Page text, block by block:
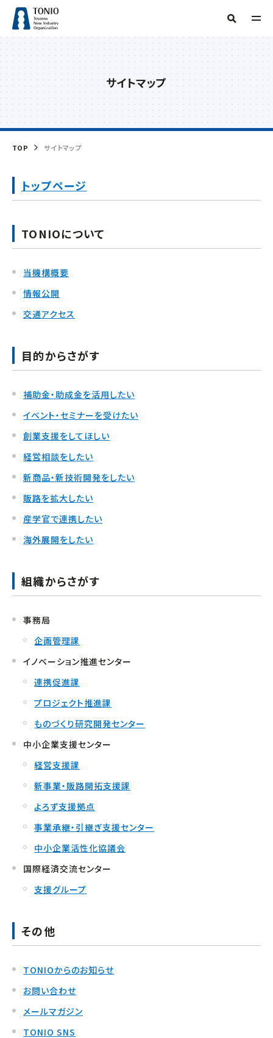
当機構概要
交通アクセス
目的からさがす
補助金・助成金を
経営相談したい
販路を拡大したい
産学官で連携したい
海外展開したい
組織からさがす
企画管理課
イノベーション推進センター
連携促進課
ものづくり研究開発センター
中小企業支援センター
経営支援課
よろず支援拠点
事業承継・引継ぎ支援センター
国際経済交流センター
グリーン分野研究会
海外展開 商談会 IOT 専門家派遣
相談
デジタル
デジタル技術
フリーワード検索
サイトマップ
TOP サイトマップ
トップページ
TONIOについて
当機構概要
情報公開
交通アクセス
目的からさがす
補助金・助成金を活用したい
イベント・セミナーを受けたい
創業支援をしてほしい
経営相談をしたい
新商品・新技術開発をしたい
販路を拡大したい
産学官で連携したい
海外展開をしたい
組織からさがす
事務局
企画管理課
イノベーション推進センター
連携促進課
プロジェクト推進課
ものづくり研究開発センター
中小企業支援センター
経営支援課
新事業・販路開拓支援課
よろず支援拠点
事業承継・引継ぎ支援センター
中小企業活性化協議会
国際経済交流センター
支援グループ
その他
TONIOからのお知らせ
お問い合わせ
メールマガジン
TONIO SNS